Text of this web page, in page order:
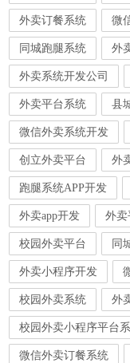
外卖订餐系统 微
同城跑腿系统 外
外卖系统开发公司
外卖平台系统 县
微信外卖系统开发
创立外卖平台 外
跑腿系统APP开发
外卖app开发 外
校园外卖平台 同
外卖小程序开发
校园外卖系统 外
校园外卖小程序平台
微信外卖订餐系统